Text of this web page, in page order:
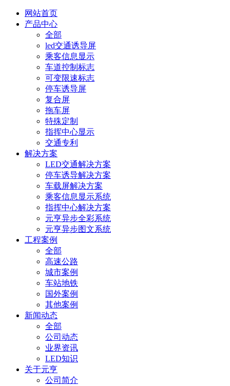
网站首页
产品中心
全部
led交通诱导屏
乘客信息显示
车道控制标志
可变限速标志
停车诱导屏
复合屏
拖车屏
特殊定制
指挥中心显示
交通专利
解决方案
LED交通解决方案
停车诱导解决方案
车载屏解决方案
乘客信息显示系统
指挥中心解决方案
元亨异步全彩系统
元亨异步图文系统
工程案例
全部
高速公路
城市案例
车站地铁
国外案例
其他案例
新闻动态
全部
公司动态
业界资讯
LED知识
关于元亨
公司简介